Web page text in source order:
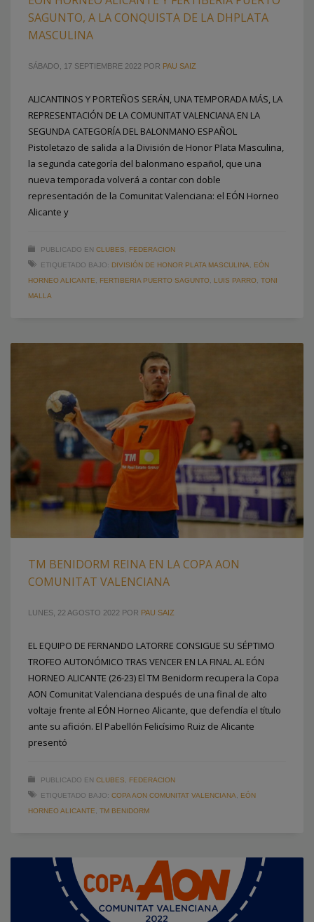
SAGUNTO, A LA CONQUISTA DE LA DHPLATA
MASCULINA
SÁBADO, 17 SEPTIEMBRE 2022 POR PAU SAIZ
ALICANTINOS Y PORTEÑOS SERÁN, UNA TEMPORADA MÁS, LA
REPRESENTACIÓN DE LA COMUNITAT VALENCIANA EN LA
SEGUNDA CATEGORÍA DEL BALONMANO ESPAÑOL
Pistoletazo de salida a la División de Honor Plata Masculina,
la segunda categoría del balonmano español, que una
nueva temporada volverá a contar con doble
representación de la Comunitat Valenciana: el EÓN Horneo
Alicante y
PUBLICADO EN CLUBES
FEDERACION
ETIQUETADO BAJO: DIVISIÓN DE HONOR PLATA MASCULINA
EÓN
HORNEO ALICANTE
FERTIBERIA PUERTO SAGUNTO LUIS PARRO TONI
MALLA
TM BENIDORM REINA EN LA COPA AON
COMUNITAT VALENCIANA
LUNES, 22 AGOSTO 2022 POR PAU SAIZ
EL EQUIPO DE FERNANDO LATORRE CONSIGUE SU SÉPTIMO
TROFEO AUTONÓMICO TRAS VENCER EN LA FINAL AL EÓN
HORNEO ALICANTE (26-23) El TM Benidorm recupera la Copa
AON Comunitat Valenciana después de una final de alto
voltaje frente al EÓN Horneo Alicante, que defendía el título
ante su afición. El Pabellón Felicísimo Ruiz de Alicante
presentó
PUBLICADO EN CLUBES
FEDERACION
ETIQUETADO BAJO: COPA AON COMUNITAT VALENCIANA
EÓN
HORNEO ALICANTE
TM BENIDORM